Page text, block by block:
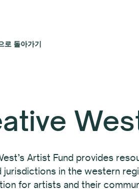
로 돌아가기
Artist Fund provides
jurisdictions in the western
for artists and their